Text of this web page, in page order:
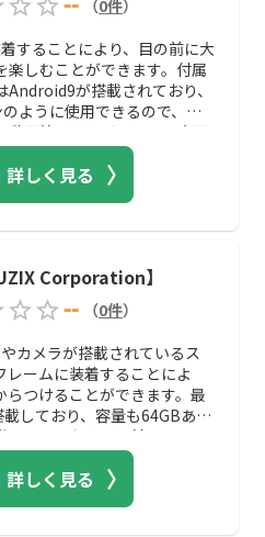
--
（0件）
することにより、目の前に大
楽しむことができます。付属
が搭載されており、
ように使用できるので、普
画等をレンズを通して大画
。
詳しく見る
Corporation】
--
（0件）
カメラが搭載されているス
ームに装着することによ
らつけることができます。最
しており、容量も64GBある
えることなく目の前の風景を
きます。
詳しく見る